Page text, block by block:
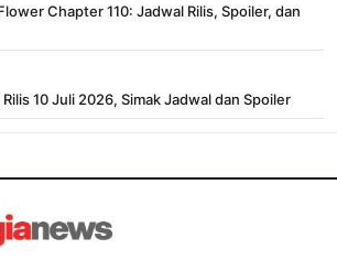
Chapter 110: Jadwal Rilis, Spoiler, dan
10 Juli 2026, Simak Jadwal dan Spoiler